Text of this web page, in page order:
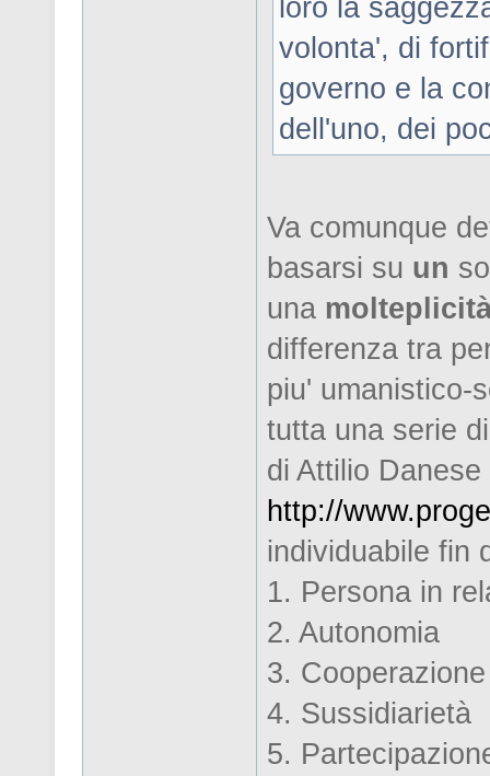
loro la
volonta', di
governo e la
dell'uno, dei
Va comunque
basarsi su un
una
differenza tra
piu' umanistico-
tutta una serie
di Attilio
http://
individuabile fin
1. Persona in
2. Autonomia
3. Cooperazione
4. Sussidiarietà
5.